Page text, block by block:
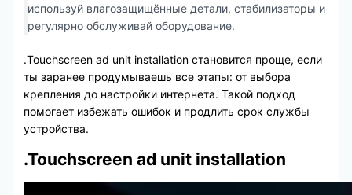
используй влагозащищённые детали, стабилизаторы и
регулярно обслуживай оборудование.
.Touchscreen ad unit installation становится проще, если
ты заранее продумываешь все этапы: от выбора
крепления до настройки интернета. Такой подход
помогает избежать ошибок и продлить срок службы
устройства.
.Touchscreen ad unit installation